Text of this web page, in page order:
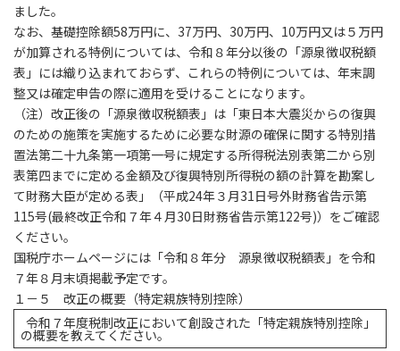
ました。
なお、基礎控除額58万円に、37万円、30万円、10万円又は５万円
が加算される特例については、令和８年分以後の「源泉徴収税額
表」には織り込まれておらず、これらの特例については、年末調
整又は確定申告の際に適用を受けることになります。
（注）改正後の「源泉徴収税額表」は「東日本大震災からの復興
のための施策を実施するために必要な財源の確保に関する特別措
置法第二十九条第一項第一号に規定する所得税法別表第二から別
表第四までに定める金額及び復興特別所得税の額の計算を勘案し
て財務大臣が定める表」（平成24年３月31日号外財務省告示第
115号(最終改正令和７年４月30日財務省告示第122号)）をご確認
ください。
国税庁ホームページには「令和８年分 源泉徴収税額表」を令和
７年８月末頃掲載予定です。
１－５ 改正の概要（特定親族特別控除）
令和７年度税制改正において創設された「特定親族特別控除」
の概要を教えてください。